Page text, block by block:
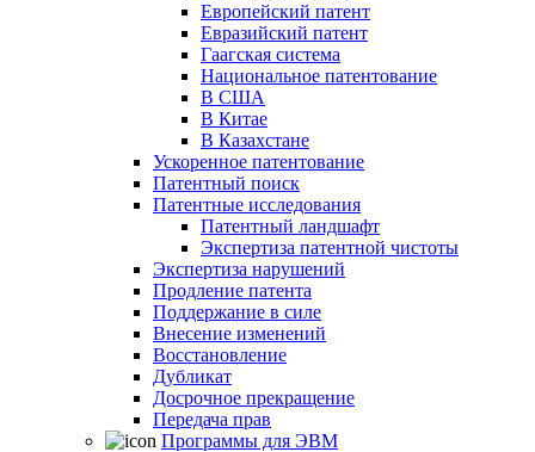
Европейский патент
Евразийский патент
Гаагская система
Национальное патентование
В США
В Китае
В Казахстане
Ускоренное патентование
Патентный поиск
Патентные исследования
Патентный ландшафт
Экспертиза патентной чистоты
Экспертиза нарушений
Продление патента
Поддержание в силе
Внесение изменений
Восстановление
Дубликат
Досрочное прекращение
Передача прав
Программы для ЭВМ